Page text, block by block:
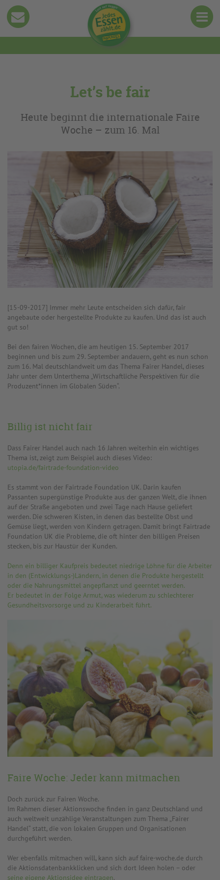
Let’s be fair
Heute beginnt die internationale Faire
Woche – zum 16. Mal
[15-09-2017] Immer mehr Leute entscheiden sich dafür, fair
angebaute oder hergestellte Produkte zu kaufen. Und das ist auch
gut so!
Bei den fairen Wochen, die am heutigen 15. September 2017
beginnen und bis zum 29. September andauern, geht es nun schon
zum 16. Mal deutschlandweit um das Thema Fairer Handel, dieses
Jahr unter dem Unterthema „Wirtschaftliche Perspektiven für die
Produzent*innen im Globalen Süden“.
Billig ist nicht fair
Dass Fairer Handel auch nach 16 Jahren weiterhin ein wichtiges
Thema ist, zeigt zum Beispiel auch dieses Video:
utopia.de/fairtrade-foundation-video
Es stammt von der Fairtrade Foundation UK. Darin kaufen
Passanten supergünstige Produkte aus der ganzen Welt, die ihnen
auf der Straße angeboten und zwei Tage nach Hause geliefert
werden. Die schweren Kisten, in denen das bestellte Obst und
Gemüse liegt, werden von Kindern getragen. Damit bringt Fairtrade
Foundation UK die Probleme, die oft hinter den billigen Preisen
stecken, bis zur Haustür der Kunden.
Denn ein billiger Kaufpreis bedeutet niedrige Löhne für die Arbeiter
in den (Entwicklungs-)Ländern, in denen die Produkte hergestellt
oder die Nahrungsmittel angepflanzt und geerntet werden.
Er bedeutet in der Folge Armut, was wiederum zu schlechterer
Gesundheitsvorsorge und zu Kinderarbeit führt.
Faire Woche: Jeder kann mitmachen
Doch zurück zur Fairen Woche.
Im Rahmen dieser Aktionswoche finden in ganz Deutschland und
auch weltweit unzählige Veranstaltungen zum Thema „Fairer
Handel“ statt, die von lokalen Gruppen und Organisationen
durchgeführt werden.
Wer ebenfalls mitmachen will, kann sich auf faire-woche.de durch
die Aktionsdatenbankklicken und sich dort Ideen holen – oder
seine eigene Aktionsidee eintragen.